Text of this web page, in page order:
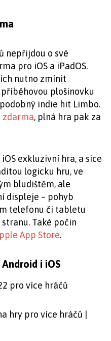
nepřijdou o své
pro iOS a iPadOS.
nutno zmínit
plošinovku
indie hit Limbo.
zdarma, plná hra pak za
exkluzivní hra, a sice
logicku hru, ve
bludištěm, ale
displeje – pohyb
telefonu či tabletu
Také počin
App Store.
i iOS
hry pro více hráčů |